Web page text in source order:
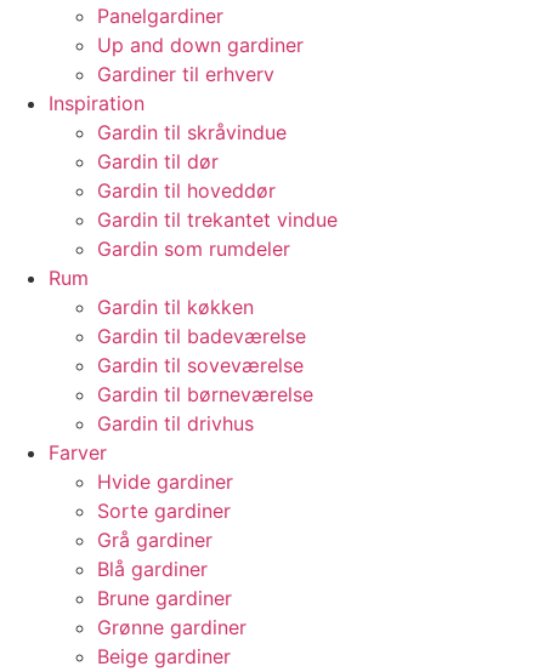
Panelgardiner
Up and down gardiner
Gardiner til erhverv
Inspiration
Gardin til skråvindue
Gardin til dør
Gardin til hoveddør
Gardin til trekantet vindue
Gardin som rumdeler
Rum
Gardin til køkken
Gardin til badeværelse
Gardin til soveværelse
Gardin til børneværelse
Gardin til drivhus
Farver
Hvide gardiner
Sorte gardiner
Grå gardiner
Blå gardiner
Brune gardiner
Grønne gardiner
Beige gardiner